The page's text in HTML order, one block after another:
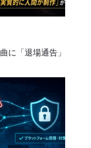
に「退場通告」